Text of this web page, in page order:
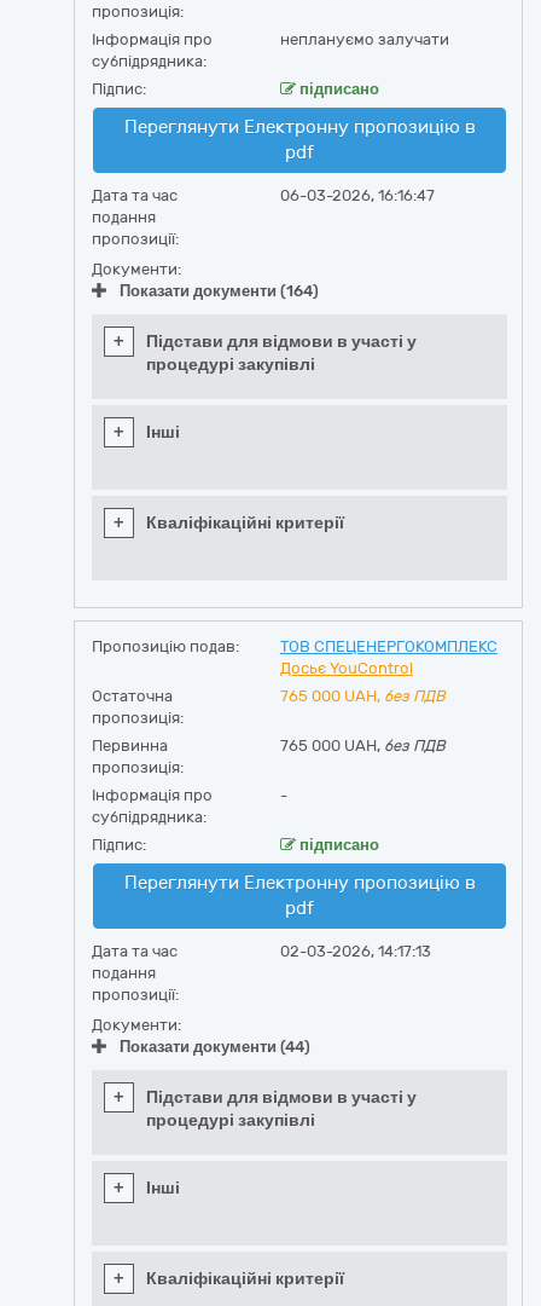
пропозиція:
Інформація про
субпідрядника:
неплануємо залучати
Підпис: підписано
Переглянути Електронну пропозицію в
pdf
Дата та час
подання
пропозиції:
06-03-2026, 16:16:47
Документи:
Показати документи (164)
+
Підстави для відмови в участі у
процедурі закупівлі
+ Інші
+ Кваліфікаційні критерії
Пропозицію подав:
ТОВ СПЕЦЕНЕРГОКОМПЛЕКС
Досьє YouControl
Остаточна
пропозиція:
765 000 UAH, без ПДВ
Первинна
пропозиція:
765 000 UAH, без ПДВ
Інформація про
субпідрядника:
-
Підпис: підписано
Переглянути Електронну пропозицію в
pdf
Дата та час
подання
пропозиції:
02-03-2026, 14:17:13
Документи:
Показати документи (44)
+
Підстави для відмови в участі у
процедурі закупівлі
+ Інші
+ Кваліфікаційні критерії